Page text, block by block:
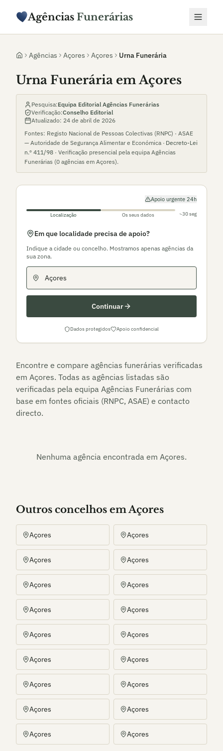
Agências Funerárias
Agências Açores Açores Urna Funerária
Urna Funerária em Açores
Pesquisa:Equipa Editorial Agências Funerárias
Verificação:Conselho Editorial
Atualizado: 24 de abril de 2026
Fontes: Registo Nacional de Pessoas Colectivas (RNPC) · ASAE
— Autoridade de Segurança Alimentar e Económica · Decreto-Lei
n.º 411/98 · Verificação presencial pela equipa Agências
Funerárias (0 agências em Açores).
Apoio urgente 24h
Localização Os seus dados ~30 seg
Em que localidade precisa de apoio?
Indique a cidade ou concelho. Mostramos apenas agências da
sua zona.
Continuar
Dados protegidos Apoio confidencial
Encontre e compare agências funerárias verificadas
em Açores. Todas as agências listadas são
verificadas pela equipa Agências Funerárias com
base em fontes oficiais (RNPC, ASAE) e contacto
directo.
Nenhuma agência encontrada em Açores.
Outros concelhos em Açores
Açores Açores
Açores Açores
Açores Açores
Açores Açores
Açores Açores
Açores Açores
Açores Açores
Açores Açores
Açores Açores